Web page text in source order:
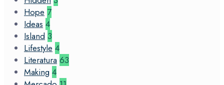
Hope 7
Ideas 4
Island 3
Lifestyle 4
Literatura 63
Making 4